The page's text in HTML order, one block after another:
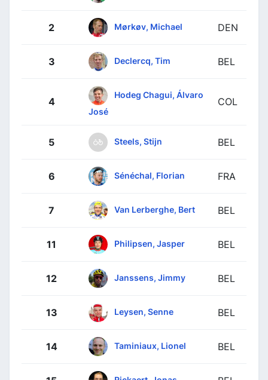
2 Mørkøv, Michael DEN
3 Declercq, Tim BEL
4
Hodeg Chagui, Álvaro
José
COL
5 Steels, Stijn BEL
6 Sénéchal, Florian FRA
7 Van Lerberghe, Bert BEL
11 Philipsen, Jasper BEL
12 Janssens, Jimmy BEL
13 Leysen, Senne BEL
14 Taminiaux, Lionel BEL